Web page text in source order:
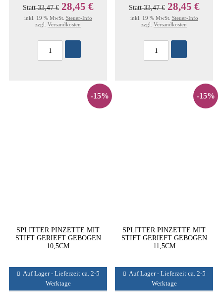
Statt33,47 € 28,45 €
inkl. 19 % MwSt. Steuer-Info
zzgl. Versandkosten
Statt33,47 € 28,45 €
inkl. 19 % MwSt. Steuer-Info
zzgl. Versandkosten
-15%
SPLITTER PINZETTE MIT
STIFT GERIEFT GEBOGEN
10,5CM
Auf Lager - Lieferzeit ca. 2-5
Werktage
-15%
SPLITTER PINZETTE MIT
STIFT GERIEFT GEBOGEN
11,5CM
Auf Lager - Lieferzeit ca. 2-5
Werktage